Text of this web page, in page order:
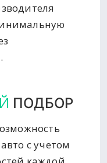
ПОДБОР
с учетом